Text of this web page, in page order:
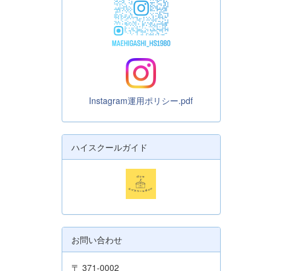
Instagram運用ポリシー.pdf
ハイスクールガイド
お問い合わせ
〒 371-0002